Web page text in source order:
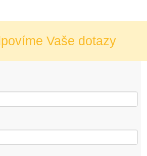
Vaše dotazy